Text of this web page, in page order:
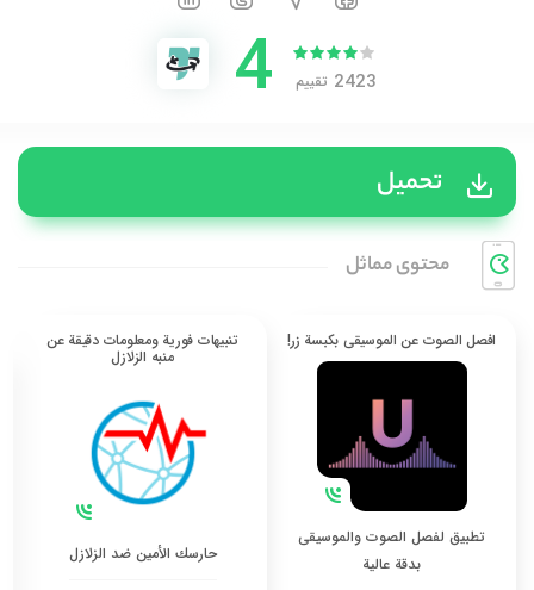
2423 تقييم 4
تحميل
محتوی مماثل
افصل الصوت عن الموسيقى بكبسة زر!
تطبيق لفصل الصوت والموسيقى
بدقة عالية
تنبيهات فورية ومعلومات دقيقة عن
منبه الزلازل
حارسك الأمين ضد الزلازل